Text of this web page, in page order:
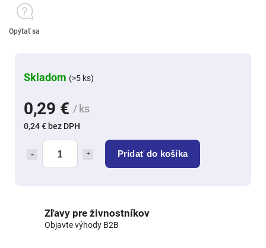
0,29 € / ks
0,24 € bez DPH
Pridať do košíka
Skladom (>5 ks)
Opýtať sa
Zľavy pre živnostníkov
Objavte výhody B2B